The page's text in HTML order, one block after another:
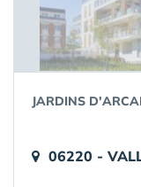
JARDINS
06220 -